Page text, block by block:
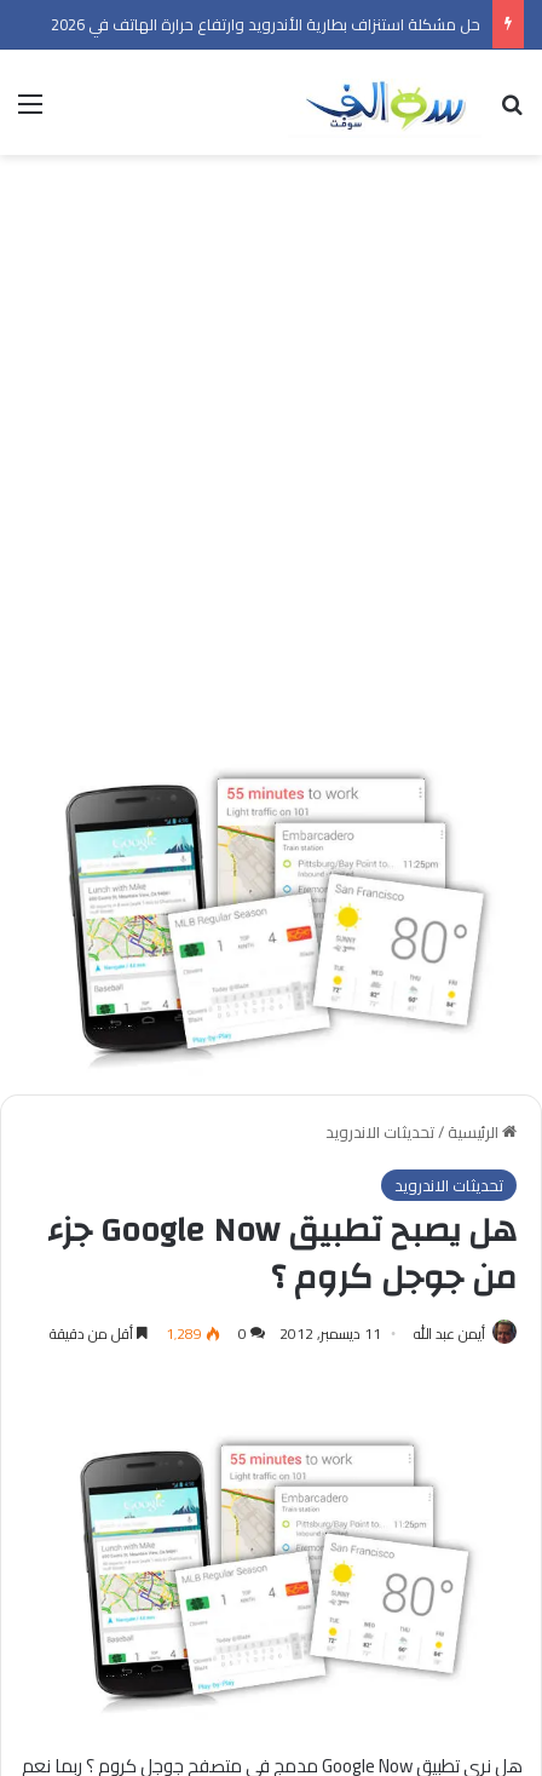
حل مشكلة استنزاف بطارية الأندرويد وارتفاع حرارة الهاتف في 2026
بحث عن
الرئيسية/تحديثات الاندرويد
تحديثات الاندرويد
هل يصبح تطبيق Google Now جزء
من جوجل كروم ؟
أيمن عبد الله 11 ديسمبر, 2012 0 1٬289 أقل من دقيقة
هل نرى تطبيق Google Now مدمج في متصفح جوجل كروم ؟ ربما نعم